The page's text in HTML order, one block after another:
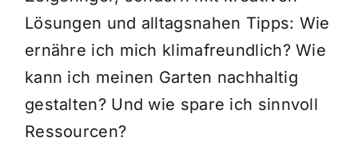
Lösungen und alltagsnahen Tipps: Wie
ernähre ich mich klimafreundlich? Wie
kann ich meinen Garten nachhaltig
gestalten? Und wie spare ich sinnvoll
Ressourcen?